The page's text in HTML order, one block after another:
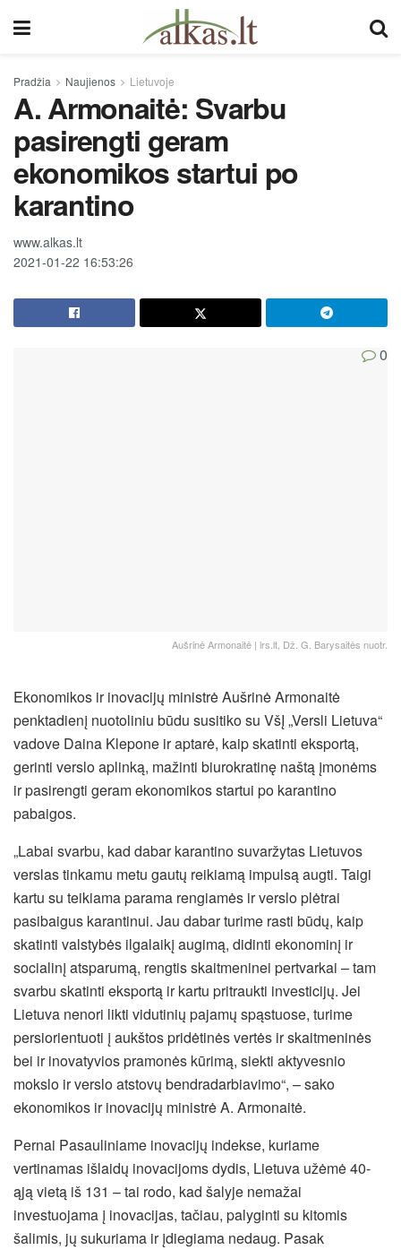
Pradžia Naujienos Lietuvoje
A. Armonaitė: Svarbu
pasirengti geram
ekonomikos startui po
karantino
www.alkas.lt
2021-01-22 16:53:26
0
Aušrinė Armonaitė | lrs.lt, Dž. G. Barysaitės nuotr.
Ekonomikos ir inovacijų ministrė Aušrinė Armonaitė
penktadienį nuotoliniu būdu susitiko su VšĮ „Versli Lietuva“
vadove Daina Klepone ir aptarė, kaip skatinti eksportą,
gerinti verslo aplinką, mažinti biurokratinę naštą įmonėms
ir pasirengti geram ekonomikos startui po karantino
pabaigos.
„Labai svarbu, kad dabar karantino suvaržytas Lietuvos
verslas tinkamu metu gautų reikiamą impulsą augti. Taigi
kartu su teikiama parama rengiamės ir verslo plėtrai
pasibaigus karantinui. Jau dabar turime rasti būdų, kaip
skatinti valstybės ilgalaikį augimą, didinti ekonominį ir
socialinį atsparumą, rengtis skaitmeninei pertvarkai – tam
svarbu skatinti eksportą ir kartu pritraukti investicijų. Jei
Lietuva nenori likti vidutinių pajamų spąstuose, turime
persiorientuoti į aukštos pridėtinės vertės ir skaitmeninės
bei ir inovatyvios pramonės kūrimą, siekti aktyvesnio
mokslo ir verslo atstovų bendradarbiavimo“, – sako
ekonomikos ir inovacijų ministrė A. Armonaitė.
Pernai Pasauliniame inovacijų indekse, kuriame
vertinamas išlaidų inovacijoms dydis, Lietuva užėmė 40-
ąją vietą iš 131 – tai rodo, kad šalyje nemažai
investuojama į inovacijas, tačiau, palyginti su kitomis
šalimis, jų sukuriama ir įdiegiama nedaug. Pasak